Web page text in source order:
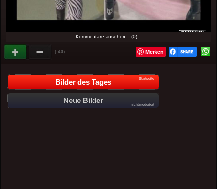
Kommentare ansehen... (0)
(-40) Merken
Bilder des Tages Startseite
Neue Bilder
nicht moderiert